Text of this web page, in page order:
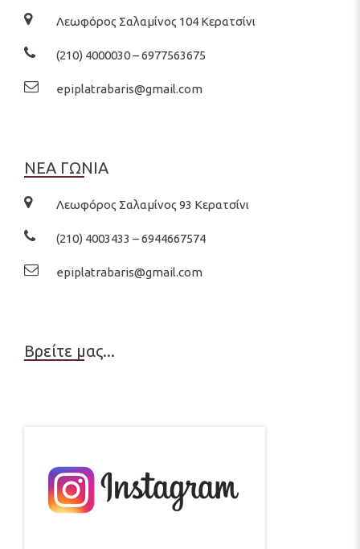
Λεωφόρος Σαλαμίνος 104 Κερατσίνι
(210) 4000030 – 6977563675
epiplatrabaris@gmail.com
ΝΕΑ ΓΩΝΙΑ
Λεωφόρος Σαλαμίνος 93 Κερατσίνι
(210) 4003433 – 6944667574
epiplatrabaris@gmail.com
Βρείτε μας...